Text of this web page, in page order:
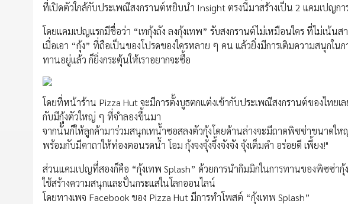
ที่เปิดตัวใกล้กับประเพณีสงกรานต์หยิบนำ Insight ตรงนี้มาสร้างเป็น 2 แคมเปญก
โดยแคมเปญแรกมีชื่อว่า “เทกุ้งถัง ลงกุ้งเทพ” รับสงกรานต์ไม่เหมือนใคร ที่ไม่เน้น
เมื่อเอา “กุ้ง” ที่ถือเป็นของโปรดของใครหลาย ๆ คน แล้วยิ่งมีการเติมความสนุกใ
ทานอยู่แล้ว ก็ยิ่งกระตุ้นให้เราอยากจะซื้อ
โดยที่หน้าร้าน Pizza Hut จะมีการตั้งบูธตกแต่งเข้ากับประเพณีสงกรานต์ของไทย
กับมีกุ้งตัวใหญ่ ๆ ที่จำลองขึ้นมา
จากนั้นก็ให้ลูกค้ามาร่วมสนุกเทน้ำซอสลงตัวกุ้งโดยด้านล่างจะมีถาดพิซซ่าขนาดให
พร้อมกับมีคาถาให้ท่องตอนรดน้ำ โอม กุ้งจงจุ้งจึ้งจังจัง จุ้งเต็มคำ อร่อยดี เพี้ยง!"
ส่วนแคมเปญที่สองก็คือ “กุ้งเทพ Splash” ด้วยการนำกิมมิกในการทานของพิซซ่า
ใช้สร้างความสนุกและปั่นกระแสในโลกออนไลน์
โดยทางเพจ Facebook ของ Pizza Hut มีการทำโพสต์ “กุ้งเทพ Splash”